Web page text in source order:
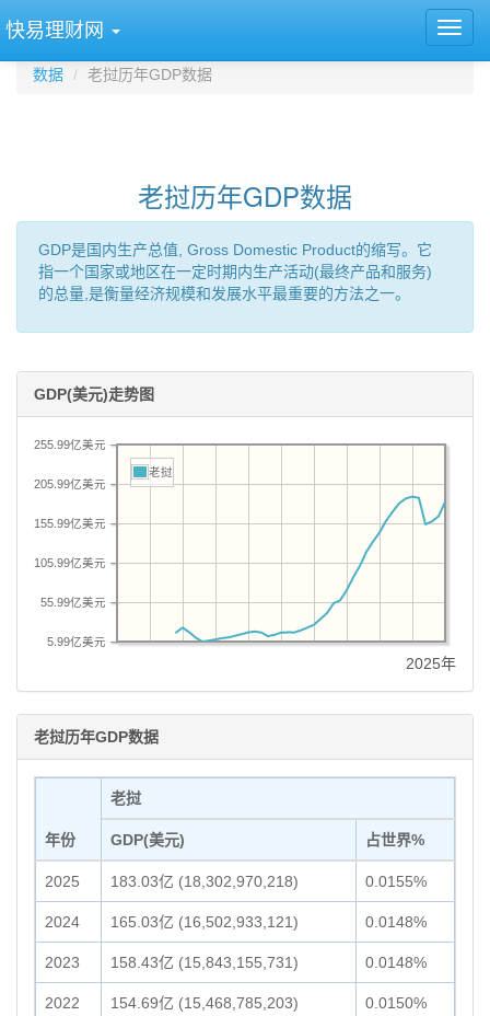
快易理财网
数据 老挝历年GDP数据
老挝历年GDP数据
GDP是国内生产总值, Gross Domestic Product的缩写。它
指一个国家或地区在一定时期内生产活动(最终产品和服务)
的总量,是衡量经济规模和发展水平最重要的方法之一。
GDP(美元)走势图
5.99亿美元
55.99亿美元
105.99亿美元
155.99亿美元
205.99亿美元
255.99亿美元
老挝
2025年
老挝历年GDP数据
年份
老挝
GDP(美元) 占世界%
2025 183.03亿 (18,302,970,218) 0.0155%
2024 165.03亿 (16,502,933,121) 0.0148%
2023 158.43亿 (15,843,155,731) 0.0148%
2022 154.69亿 (15,468,785,203) 0.0150%